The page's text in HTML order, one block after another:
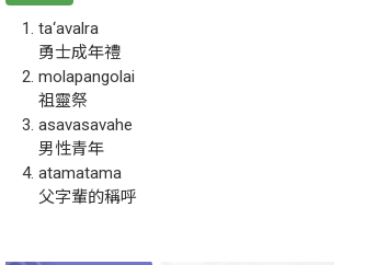
ta‘avalra
勇士成年禮
molapangolai
祖靈祭
asavasavahe
男性青年
atamatama
父字輩的稱呼